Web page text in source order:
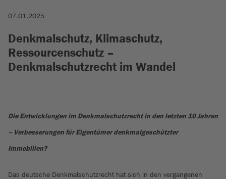
07.01.2025
Denkmalschutz, Klimaschutz,
Ressourcenschutz –
Denkmalschutzrecht im Wandel
Die Entwicklungen im Denkmalschutzrecht in den letzten 10 Jahren
– Verbesserungen für Eigentümer denkmalgeschützter
Immobilien?
Das deutsche Denkmalschutzrecht hat sich in den vergangenen